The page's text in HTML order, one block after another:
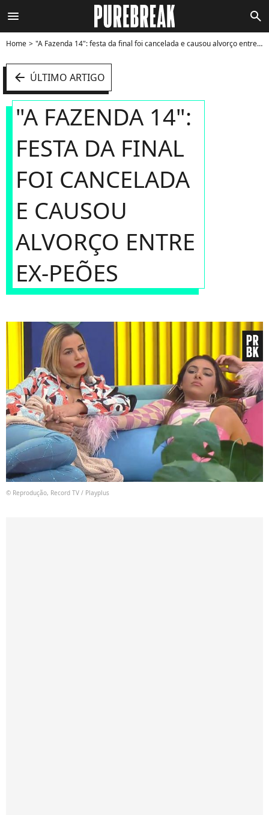
menu search
Home "A Fazenda 14": festa da final foi cancelada e causou alvorço entre ex-peões - Foto
arrow_left ÚLTIMO ARTIGO
"A FAZENDA 14":
FESTA DA FINAL
FOI CANCELADA
E CAUSOU
ALVORÇO ENTRE
EX-PEÕES
© Reprodução, Record TV / Playplus